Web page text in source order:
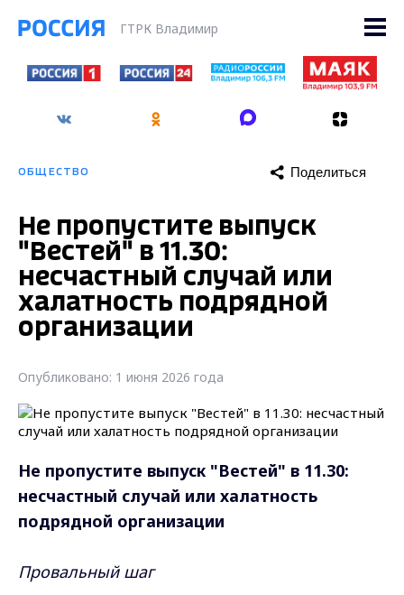
ГТРК Владимир
ОБЩЕСТВО Поделиться
Не пропустите выпуск
"Вестей" в 11.30:
несчастный случай или
халатность подрядной
организации
Опубликовано: 1 июня 2026 года
Не пропустите выпуск "Вестей" в 11.30:
несчастный случай или халатность
подрядной организации
Провальный шаг